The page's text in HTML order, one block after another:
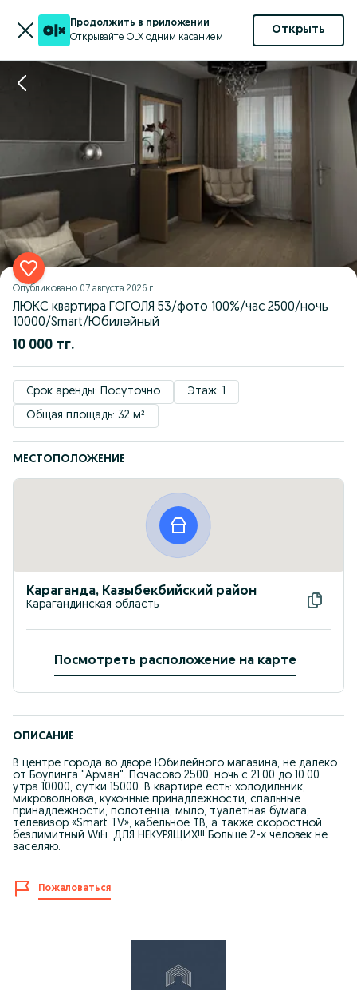
Продолжить в приложении
Открывайте OLX одним касанием
Открыть
Опубликовано 07 августа 2026 г.
ЛЮКС квартира ГОГОЛЯ 53/фото 100%/час 2500/ночь
10000/Smart/Юбилейный
10 000 тг.
Срок аренды: Посуточно
Этаж: 1
Общая площадь: 32 м²
МЕСТОПОЛОЖЕНИЕ
Караганда, Казыбекбийский район
Карагандинская область
Посмотреть расположение на карте
ОПИСАНИЕ
В центре города во дворе Юбилейного магазина, не далеко
от Боулинга "Арман". Почасово 2500, ночь с 21.00 до 10.00
утра 10000, сутки 15000. В квартире есть: холодильник,
микроволновка, кухонные принадлежности, спальные
принадлежности, полотенца, мыло, туалетная бумага,
телевизор «Smart TV», кабельное ТВ, а также скоростной
безлимитный WiFi. ДЛЯ НЕКУРЯЩИХ!!! Больше 2-х человек не
заселяю.
Пожаловаться